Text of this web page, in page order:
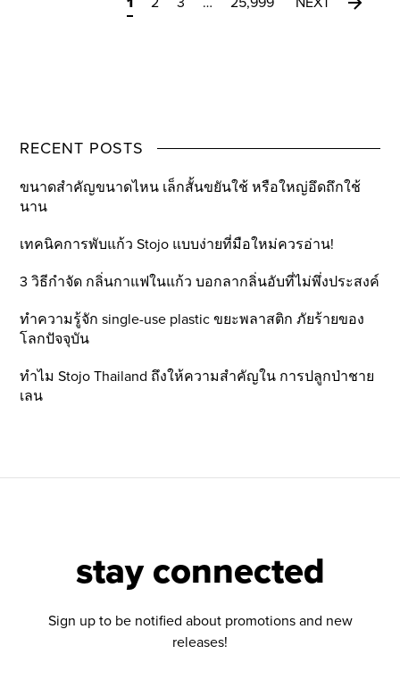
RECENT POSTS
ขนาดสำคัญขนาดไหน เล็กสั้นขยันใช้ หรือใหญ่อึดถึกใช้
นาน
เทคนิคการพับแก้ว Stojo แบบง่ายที่มือใหม่ควรอ่าน!
3 วิธีกำจัด กลิ่นกาแฟในแก้ว บอกลากลิ่นอับที่ไม่พึ่งประสงค์
ทำความรู้จัก single-use plastic ขยะพลาสติก ภัยร้ายของ
โลกปัจจุบัน
ทำไม Stojo Thailand ถึงให้ความสำคัญใน การปลูกป่าชาย
เลน
stay connected
Sign up to be notified about promotions and new
releases!